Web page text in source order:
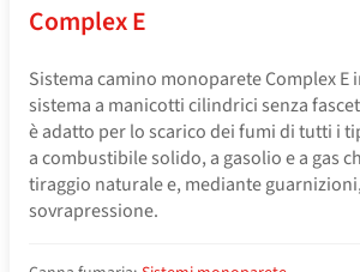
Complex E
Sistema camino monoparete Complex E
sistema a manicotti cilindrici senza
è adatto per lo scarico dei fumi di tutti i
a combustibile solido, a gasolio e a gas
tiraggio naturale e, mediante
sovrapressione.